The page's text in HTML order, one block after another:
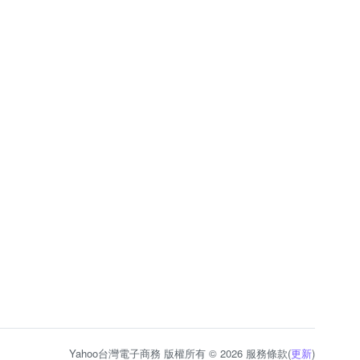
Yahoo台灣電子商務 版權所有 © 2026 服務條款(更新)